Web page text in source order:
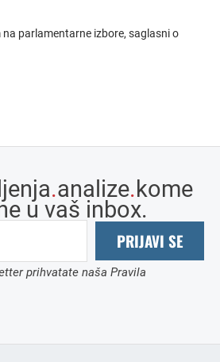
na parlamentarne izbore, saglasni o
.analize.kome
u vaš inbox.
PRIJAVI SE
prihvatate naša Pravila